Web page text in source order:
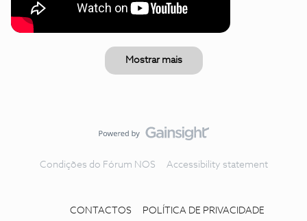
Mostrar mais
Condições do Fórum NOS Accessibility statement
CONTACTOS POLÍTICA DE PRIVACIDADE